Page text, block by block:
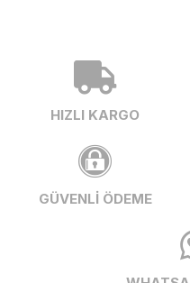
HIZLI KARGO
GÜVENLİ ÖDEME